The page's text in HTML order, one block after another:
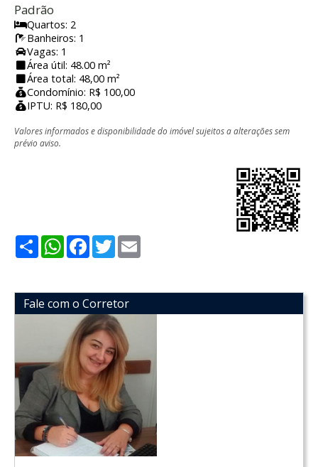
Padrão
Quartos: 2
Banheiros: 1
Vagas: 1
Área útil: 48.00 m²
Área total: 48,00 m²
Condomínio: R$ 100,00
IPTU: R$ 180,00
Valores informados e disponibilidade do imóvel sujeitos a alterações sem
prévio aviso.
ShareWhatsApp
Facebook
Twitter
Fale com o Corretor